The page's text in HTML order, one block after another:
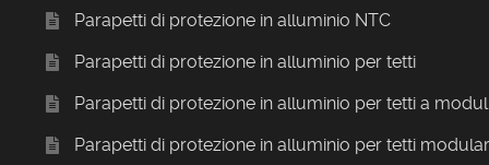
Parapetti di protezione in alluminio NTC
Parapetti di protezione in alluminio per tetti
Parapetti di protezione in alluminio per tetti a
Parapetti di protezione in alluminio per tetti